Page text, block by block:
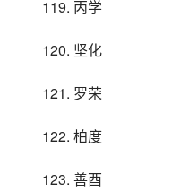
119. 丙学
120. 坚化
121. 罗荣
122. 柏度
123. 善酉